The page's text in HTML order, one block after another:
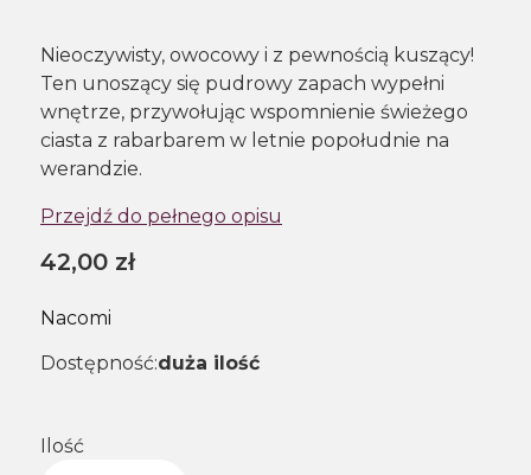
Nieoczywisty, owocowy i z pewnością kuszący!
Ten unoszący się pudrowy zapach wypełni
wnętrze, przywołując wspomnienie świeżego
ciasta z rabarbarem w letnie popołudnie na
werandzie.
Przejdź do pełnego opisu
Cena
42,00 zł
Nacomi
Dostępność:duża ilość
Ilość